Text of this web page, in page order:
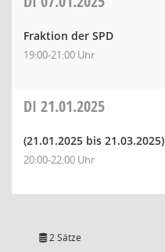
Fraktion der SPD
19:00-21:00 Uhr
DI 21.01.2025
(21.01.2025 bis 21.03.2025)
20:00-22:00 Uhr
2 Sätze